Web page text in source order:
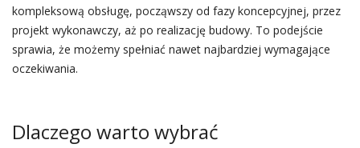
kompleksową obsługę, począwszy od fazy koncepcyjnej, przez
projekt wykonawczy, aż po realizację budowy. To podejście
sprawia, że możemy spełniać nawet najbardziej wymagające
oczekiwania.
Dlaczego warto wybrać